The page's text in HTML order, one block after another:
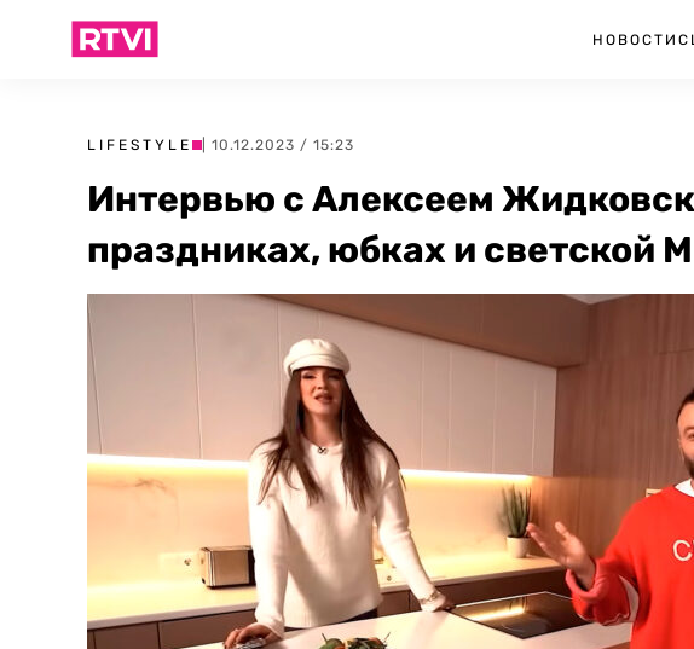
НОВОСТИ
LIFESTYLE | 10.12.2023 / 15:23
Интервью с Алексеем
праздниках, юбках и светской